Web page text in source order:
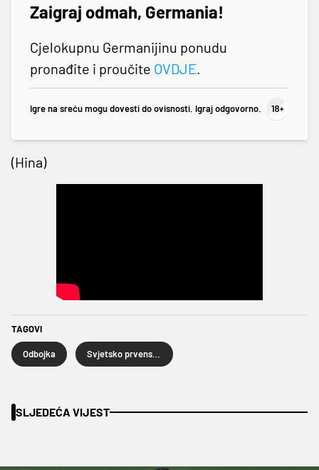
Zaigraj odmah, Germania!
Cjelokupnu Germanijinu ponudu
pronađite i proučite OVDJE.
Igre na sreću mogu dovesti do ovisnosti. Igraj odgovorno.
(Hina)
TAGOVI
Odbojka
SLJEDEĆA VIJEST